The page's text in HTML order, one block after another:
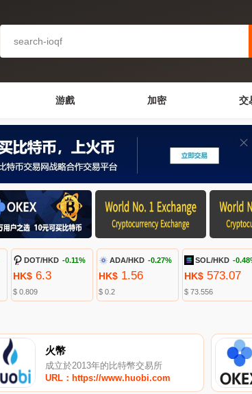
游戲 加密 交
DOT/HKD -0.11%
HK$6.3
$ 0.809
ADA/HKD -0.27%
HK$1.56
$ 0.2
SOL/HKD -
HK$ 573.07
$ 73.556
火幣
成立於2013年的比特幣交易所
URL：https://www.huobi.com